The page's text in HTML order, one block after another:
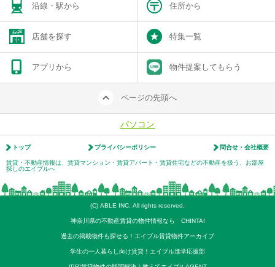
沿線・駅から 住所から
店舗を探す 特集一覧
アプリから 物件提案してもらう
ページの先頭へ
パソコン
トップ プライバシーポリシー 問合せ・会社概要
賃貸・不動産情報は、賃貸マンション・賃貸アパート・賃貸住宅などの不動産を扱う、お部屋
探しのエイブルへ
(C) ABLE INC. All rights reserved.
神奈川県の不動産賃貸の物件情報なら CHINTAI
過去の掲載物件も探せる！エイブル賃貸物件アーカイブ
学生の一人暮らし向け賃貸！エイブル進学応援部